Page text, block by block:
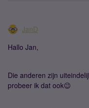
JanD
Hallo Jan,
Die anderen zijn
probeer ik dat ook😉